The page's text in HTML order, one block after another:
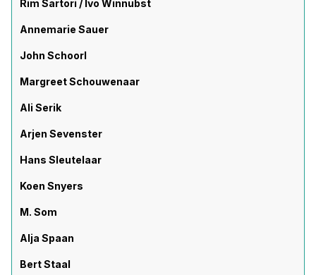
Rim Sartori / Ivo Winnubst
Annemarie Sauer
John Schoorl
Margreet Schouwenaar
Ali Serik
Arjen Sevenster
Hans Sleutelaar
Koen Snyers
M. Som
Alja Spaan
Bert Staal